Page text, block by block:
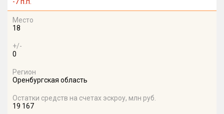
Место
18
+/-
0
Регион
Оренбургская область
Остатки средств на счетах эскроу, млн руб.
19 167